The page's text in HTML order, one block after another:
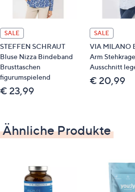
Auf einen Blick
Jeanshose Sunny
hoher Baumwollanteil
elastische Ware
5-Pocket Form Passe hinten
2 Eingriffstaschen
Münztasche
am vorderen linken
gestreiftem Ripsband mit
Metallplättchen
SALE
STEFFEN SCHRAUT
Bluse Nizza Bindeband
Brusttaschen
figurumspielend
€ 23,99
SALE
VIA MILANO
Arm
Ausschnitt
€ 20,99
Ähnliche Produkte